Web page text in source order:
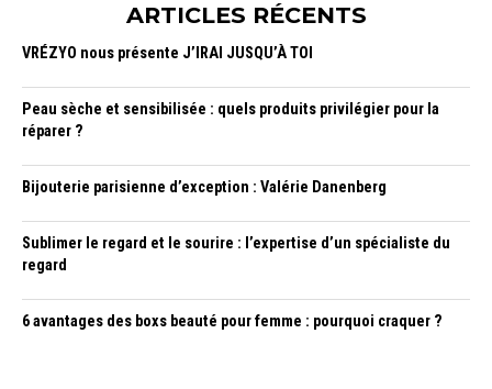
ARTICLES RÉCENTS
VRÉZYO nous présente J’IRAI JUSQU’À TOI
Peau sèche et sensibilisée : quels produits privilégier pour la
réparer ?
Bijouterie parisienne d’exception : Valérie Danenberg
Sublimer le regard et le sourire : l’expertise d’un spécialiste du
regard
6 avantages des boxs beauté pour femme : pourquoi craquer ?